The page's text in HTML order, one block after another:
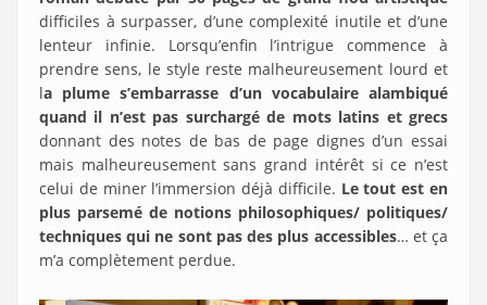
difficiles à surpasser, d’une complexité inutile et d’une
lenteur infinie. Lorsqu’enfin l’intrigue commence à
prendre sens, le style reste malheureusement lourd et
la plume s’embarrasse d’un vocabulaire alambiqué
quand il n’est pas surchargé de mots latins et grecs
donnant des notes de bas de page dignes d’un essai
mais malheureusement sans grand intérêt si ce n’est
celui de miner l’immersion déjà difficile. Le tout est en
plus parsemé de notions philosophiques/ politiques/
techniques qui ne sont pas des plus accessibles… et ça
m’a complètement perdue.